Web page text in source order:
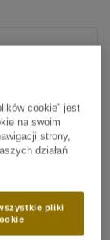
cookie” jest
na swoim
strony,
działań
pliki